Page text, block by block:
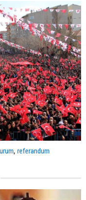
,referandum